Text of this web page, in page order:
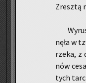
Zresz­tą
nę­ła w
rzeka, z
nów
tych